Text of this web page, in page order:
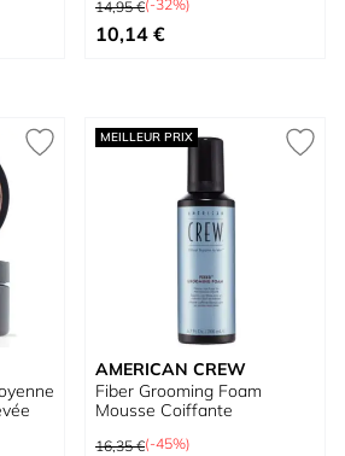
14,95 €(-32%)
Prix spécial
10,14 €
MEILLEUR PRIX
AMERICAN CREW
Fiber Grooming Foam
Mousse Coiffante
Prix normal
16,35 €(-45%)